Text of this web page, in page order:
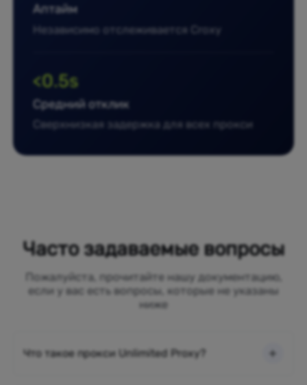
Аптайм
Независимо отслеживается Croxy
<0.5s
Средний отклик
Сверхнизкая задержка для всех прокси
Часто задаваемые вопросы
Пожалуйста, прочитайте нашу документацию,
если у вас есть вопросы, которые не указаны
ниже
Что такое прокси Unlimited Proxy?